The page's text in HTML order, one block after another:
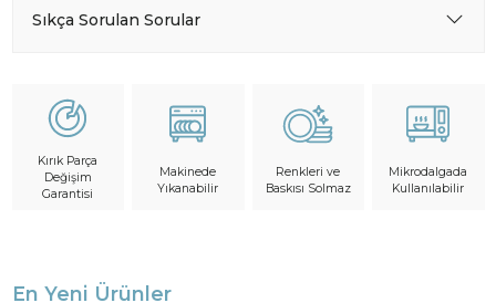
Sıkça Sorulan Sorular
Kırık Parça
Değişim
Garantisi
Makinede
Yıkanabilir
Renkleri ve
Baskısı Solmaz
Mikrodalgada
Kullanılabilir
En Yeni Ürünler